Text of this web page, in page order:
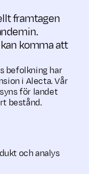
framtagen
komma att
befolkning har
i Alecta. Vår
för landet
bestånd.
och analys